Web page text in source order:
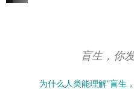
盲生，你
为什么人类能理解”盲生